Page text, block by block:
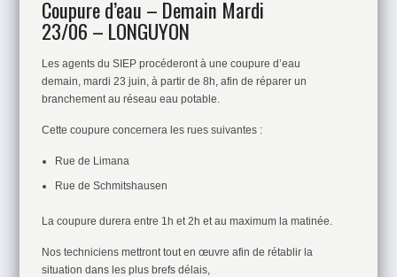
Coupure d’eau – Demain Mardi
23/06 – LONGUYON
Les agents du SIEP procéderont à une coupure d’eau
demain, mardi 23 juin, à partir de 8h, afin de réparer un
branchement au réseau eau potable.
Cette coupure concernera les rues suivantes :
Rue de Limana
Rue de Schmitshausen
La coupure durera entre 1h et 2h et au maximum la matinée.
Nos techniciens mettront tout en œuvre afin de rétablir la
situation dans les plus brefs délais,